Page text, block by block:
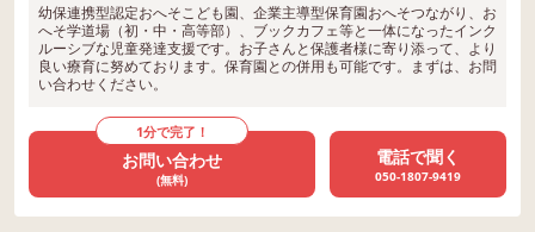
幼保連携型認定おへそこども園、企業主導型保育園おへそつながり、お
へそ学道場（初・中・高等部）、ブックカフェ等と一体になったインク
ルーシブな児童発達支援です。お子さんと保護者様に寄り添って、より
良い療育に努めております。保育園との併用も可能です。まずは、お問
い合わせください。
1分で完了！
お問い合わせ
(無料)
電話で聞く
050-1807-9419